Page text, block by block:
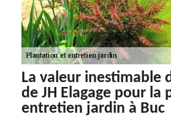
La valeur inestimable
de JH Elagage pour
entretien jardin à Buc